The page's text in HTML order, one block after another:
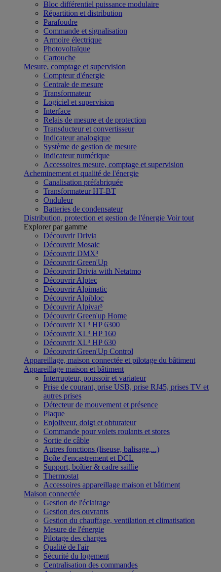
Bloc différentiel puissance modulaire
Répartition et distribution
Parafoudre
Commande et signalisation
Armoire électrique
Photovoltaïque
Cartouche
Mesure, comptage et supervision
Compteur d'énergie
Centrale de mesure
Transformateur
Logiciel et supervision
Interface
Relais de mesure et de protection
Transducteur et convertisseur
Indicateur analogique
Système de gestion de mesure
Indicateur numérique
Accessoires mesure, comptage et supervision
Acheminement et qualité de l'énergie
Canalisation préfabriquée
Transformateur HT-BT
Onduleur
Batteries de condensateur
Distribution, protection et gestion de l'énergie Voir tout
Explorer par gamme
Découvrir Drivia
Découvrir Mosaic
Découvrir DMX³
Découvrir Green'Up
Découvrir Drivia with Netatmo
Découvrir Alptec
Découvrir Alpimatic
Découvrir Alpibloc
Découvrir Alpivar³
Découvrir Green'up Home
Découvrir XL³ HP 6300
Découvrir XL³ HP 160
Découvrir XL³ HP 630
Découvrir Green'Up Control
Appareillage, maison connectée et pilotage du bâtiment
Appareillage maison et bâtiment
Interrupteur, poussoir et variateur
Prise de courant, prise USB, prise RJ45, prises TV et
autres prises
Détecteur de mouvement et présence
Plaque
Enjoliveur, doigt et obturateur
Commande pour volets roulants et stores
Sortie de câble
Autres fonctions (liseuse, balisage,...)
Boîte d'encastrement et DCL
Support, boîtier & cadre saillie
Thermostat
Accessoires appareillage maison et bâtiment
Maison connectée
Gestion de l'éclairage
Gestion des ouvrants
Gestion du chauffage, ventilation et climatisation
Mesure de l'énergie
Pilotage des charges
Qualité de l'air
Sécurité du logement
Centralisation des commandes